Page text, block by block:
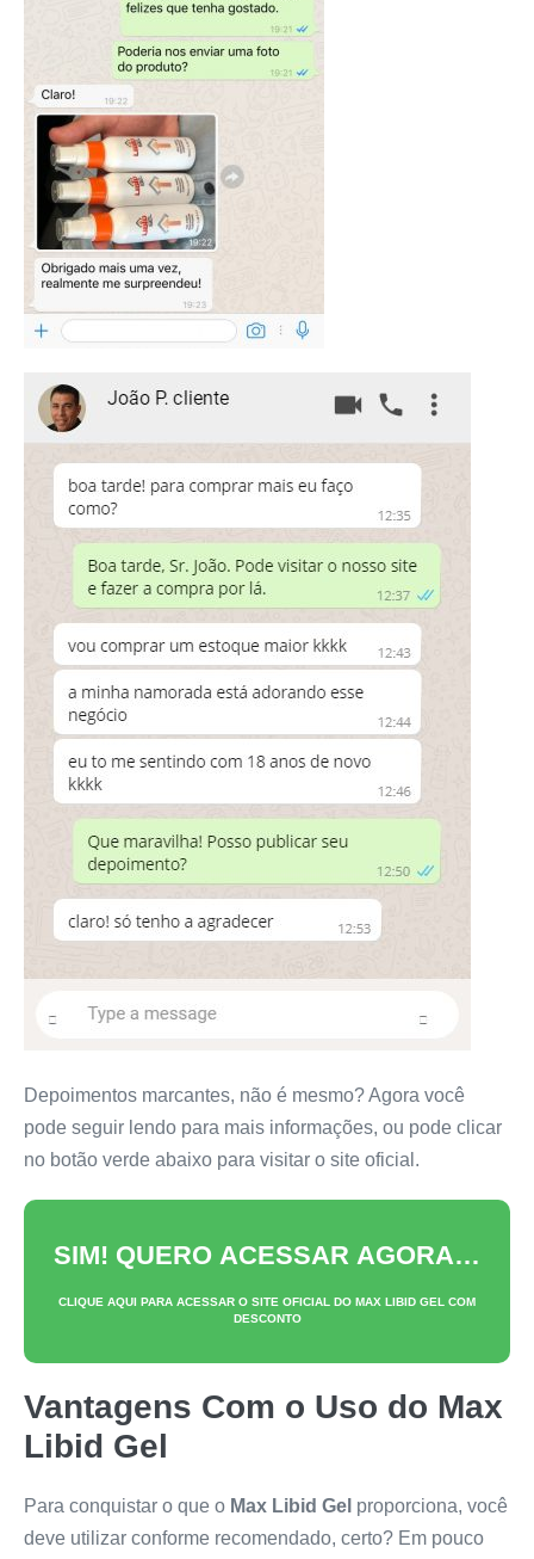
Depoimentos marcantes, não é mesmo? Agora você
pode seguir lendo para mais informações, ou pode clicar
no botão verde abaixo para visitar o site oficial.
SIM! QUERO ACESSAR AGORA…
CLIQUE AQUI PARA ACESSAR O SITE OFICIAL DO MAX LIBID GEL COM
DESCONTO
Vantagens Com o Uso do Max
Libid Gel
Para conquistar o que o Max Libid Gel proporciona, você
deve utilizar conforme recomendado, certo? Em pouco